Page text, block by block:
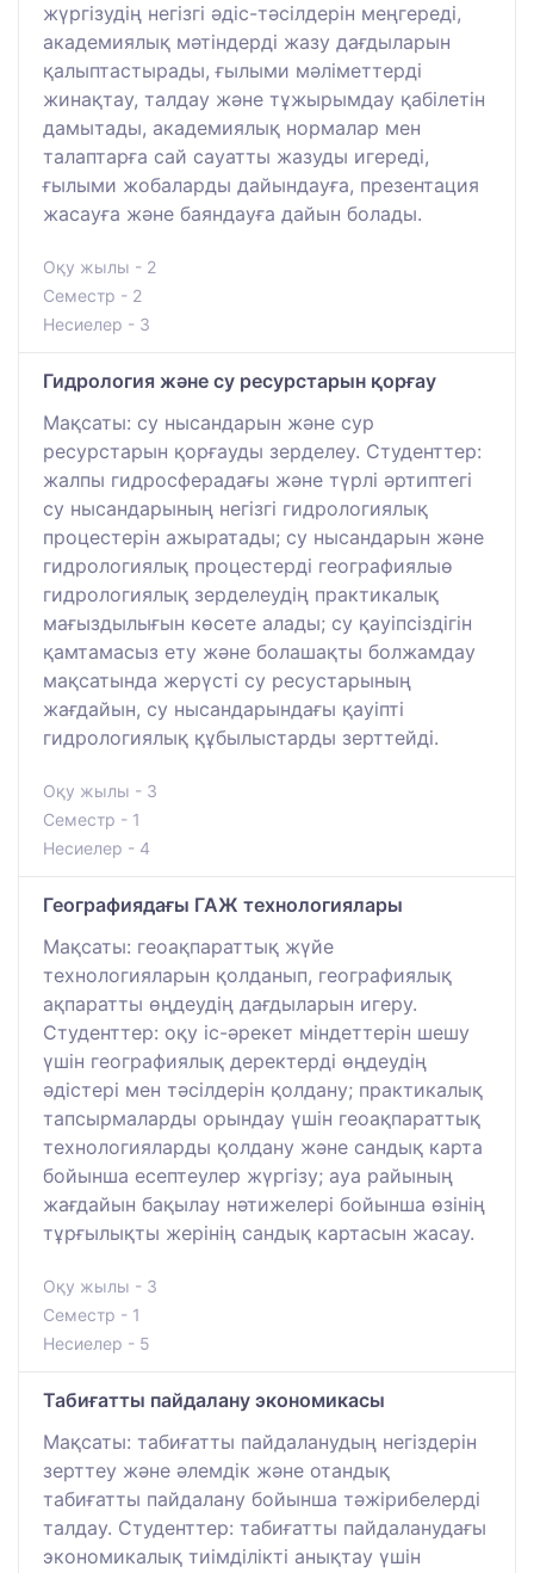
жүргізудің негізгі әдіс-тәсілдерін меңгереді,
академиялық мәтіндерді жазу дағдыларын
қалыптастырады, ғылыми мәліметтерді
жинақтау, талдау және тұжырымдау қабілетін
дамытады, академиялық нормалар мен
талаптарға сай сауатты жазуды игереді,
ғылыми жобаларды дайындауға, презентация
жасауға және баяндауға дайын болады.
Оқу жылы - 2
Семестр - 2
Несиелер - 3
Гидрология және су ресурстарын қорғау
Мақсаты: су нысандарын және сур
ресурстарын қорғауды зерделеу. Студенттер:
жалпы гидросферадағы және түрлі әртиптегі
су нысандарының негізгі гидрологиялық
процестерін ажыратады; су нысандарын және
гидрологиялық процестерді географиялыө
гидрологиялық зерделеудің практикалық
мағыздылығын көсете алады; су қауіпсіздігін
қамтамасыз ету және болашақты болжамдау
мақсатында жерүсті су ресустарының
жағдайын, су нысандарындағы қауіпті
гидрологиялық құбылыстарды зерттейді.
Оқу жылы - 3
Семестр - 1
Несиелер - 4
Географиядағы ГАЖ технологиялары
Мақсаты: геоақпараттық жүйе
технологияларын қолданып, географиялық
ақпаратты өңдеудің дағдыларын игеру.
Студенттер: оқу іс-әрекет міндеттерін шешу
үшін географиялық деректерді өңдеудің
әдістері мен тәсілдерін қолдану; практикалық
тапсырмаларды орындау үшін геоақпараттық
технологияларды қолдану және сандық карта
бойынша есептеулер жүргізу; ауа райының
жағдайын бақылау нәтижелері бойынша өзінің
тұрғылықты жерінің сандық картасын жасау.
Оқу жылы - 3
Семестр - 1
Несиелер - 5
Табиғатты пайдалану экономикасы
Мақсаты: табиғатты пайдаланудың негіздерін
зерттеу және әлемдік және отандық
табиғатты пайдалану бойынша тәжірибелерді
талдау. Студенттер: табиғатты пайдаланудағы
экономикалық тиімділікті анықтау үшін